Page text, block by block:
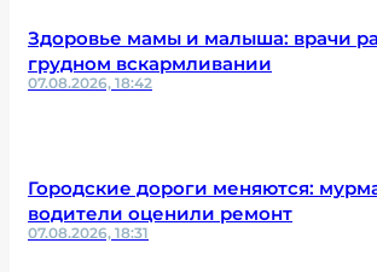
Здоровье мамы и малыша: врачи
грудном вскармливании
07.08.2026, 18:42
Городские дороги меняются:
водители оценили ремонт
07.08.2026, 18:31